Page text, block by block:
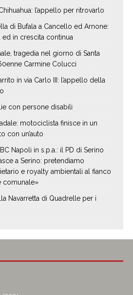
l’appello per ritrovarlo
di Bufala a Cancello ed Arnone:
in crescita continua
tragedia nel giorno di Santa
Carmine Colucci
in via Carlo III: l’appello della
con persone disabili
motociclista finisce in un
con un’auto
Napoli in s.p.a.: il PD di Serino
a Serino: pretendiamo
e royalty ambientali al fianco
comunale»
Navarretta di Quadrelle per i